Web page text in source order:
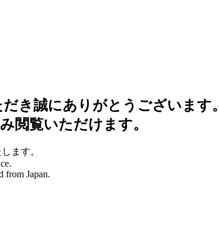
き誠にありがとうございます。
閲覧いただけます。
ます。
from Japan.